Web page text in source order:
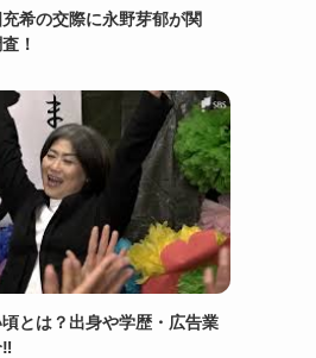
希の交際に永野芽郁が関
！
とは？出身や学歴・広告業